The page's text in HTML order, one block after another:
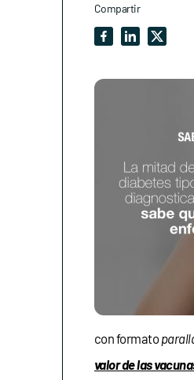
Compartir
con formato
valor de las